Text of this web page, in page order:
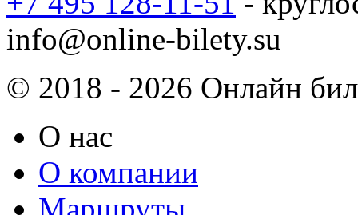
info@online-bilety.su
© 2018 - 2026 Онлайн
О нас
О компании
Маршруты